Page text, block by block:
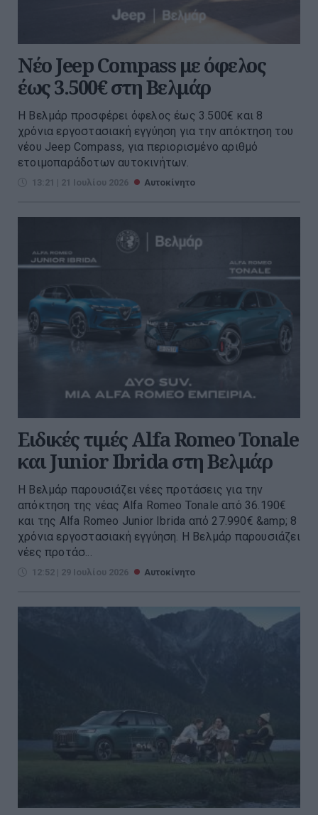
Νέο Jeep Compass με όφελος
έως 3.500€ στη Βελμάρ
Η Βελμάρ προσφέρει όφελος έως 3.500€ και 8
χρόνια εργοστασιακή εγγύηση για την απόκτηση του
νέου Jeep Compass, για περιορισμένο αριθμό
ετοιμοπαράδοτων αυτοκινήτων.
13:21 | 21 Ιουλίου 2026 Αυτοκίνητο
Ειδικές τιμές Alfa Romeo Tonale
και Junior Ibrida στη Βελμάρ
Η Βελμάρ παρουσιάζει νέες προτάσεις για την
απόκτηση της νέας Alfa Romeo Tonale από 36.190€
και της Alfa Romeo Junior Ibrida από 27.990€ &amp; 8
χρόνια εργοστασιακή εγγύηση. Η Βελμάρ παρουσιάζει
νέες προτάσ...
12:52 | 29 Ιουλίου 2026 Αυτοκίνητο